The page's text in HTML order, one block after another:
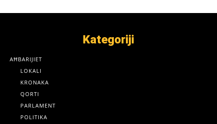
Kategoriji
AĦBARIJIET
LOKALI
KRONAKA
QORTI
PARLAMENT
POLITIKA